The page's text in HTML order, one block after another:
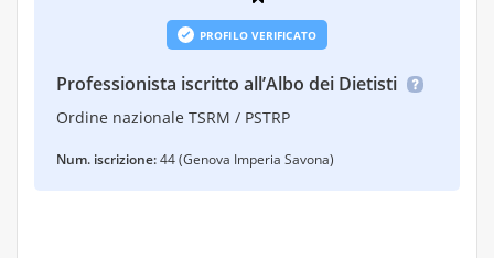
PROFILO VERIFICATO
Professionista iscritto all’Albo dei Dietisti
Ordine nazionale TSRM / PSTRP
Num. iscrizione:44 (Genova Imperia Savona)